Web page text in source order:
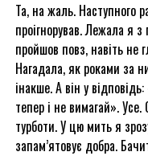
Та, на жаль. Наступного
проігнорував. Лежала я з
пройшов повз, навіть не
Нагадала, як роками за
інакше. А він у
тепер і не вимагай».
турботи. У цю мить я
запам’ятовує добра.